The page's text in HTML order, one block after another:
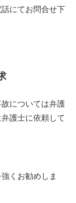
にてお問合せ下
については弁護
護士に依頼して
くお勧めしま